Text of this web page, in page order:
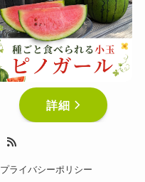
詳細
プライバシーポリシー